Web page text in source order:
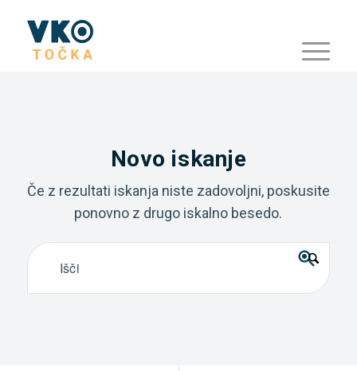
Novo iskanje
Če z rezultati iskanja niste zadovoljni, poskusite
ponovno z drugo iskalno besedo.